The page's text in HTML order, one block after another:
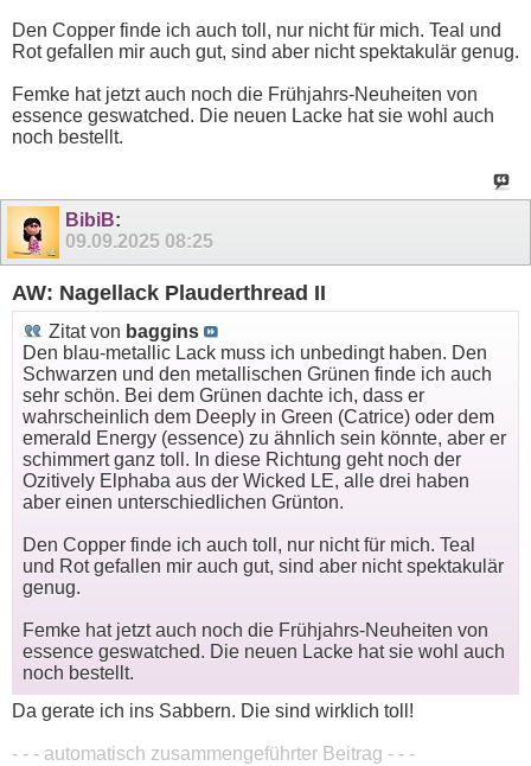
Den Copper finde ich auch toll, nur nicht für mich. Teal und
Rot gefallen mir auch gut, sind aber nicht spektakulär genug.
Femke hat jetzt auch noch die Frühjahrs-Neuheiten von
essence geswatched. Die neuen Lacke hat sie wohl auch
noch bestellt.
BibiB:
09.09.2025 08:25
AW: Nagellack Plauderthread II
Zitat von baggins
Den blau-metallic Lack muss ich unbedingt haben. Den
Schwarzen und den metallischen Grünen finde ich auch
sehr schön. Bei dem Grünen dachte ich, dass er
wahrscheinlich dem Deeply in Green (Catrice) oder dem
emerald Energy (essence) zu ähnlich sein könnte, aber er
schimmert ganz toll. In diese Richtung geht noch der
Ozitively Elphaba aus der Wicked LE, alle drei haben
aber einen unterschiedlichen Grünton.
Den Copper finde ich auch toll, nur nicht für mich. Teal
und Rot gefallen mir auch gut, sind aber nicht spektakulär
genug.
Femke hat jetzt auch noch die Frühjahrs-Neuheiten von
essence geswatched. Die neuen Lacke hat sie wohl auch
noch bestellt.
Da gerate ich ins Sabbern. Die sind wirklich toll!
- - - automatisch zusammengeführter Beitrag - - -